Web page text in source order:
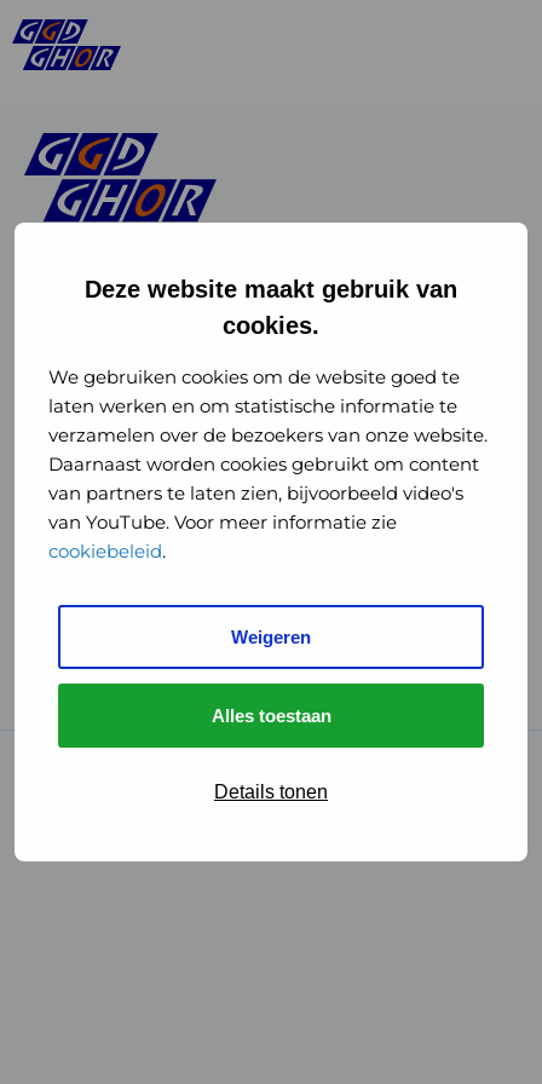
Deze website maakt gebruik van
cookies.
We gebruiken cookies om de website goed te
laten werken en om statistische informatie te
verzamelen over de bezoekers van onze website.
Daarnaast worden cookies gebruikt om content
van partners te laten zien, bijvoorbeeld video's
van YouTube. Voor meer informatie zie
cookiebeleid.
Weigeren
Alles toestaan
Details tonen
of
GGD
GHOR
Nederland
Instagram
of
GGD
GHOR
Nederland
GGD Reizen op social media
GGD Reizen
GGD Reisvaccinaties